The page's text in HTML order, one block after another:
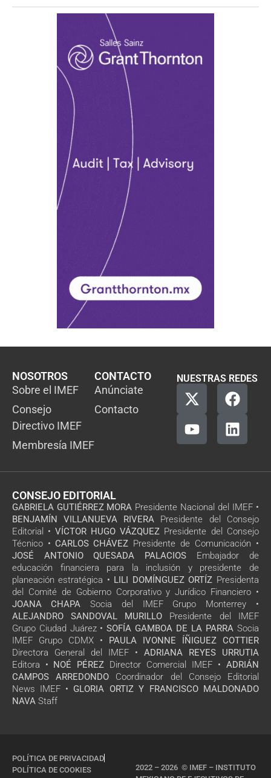
NOSOTROS
Sobre el IMEF
Consejo
Directivo IMEF
Membresía IMEF
CONTACTO
Anúnciate
Contacto
NUESTRAS REDES
CONSEJO EDITORIAL
GABRIELA GUTIÉRREZ MORA Presidente Nacional del IMEF •
BENJAMÍN VILLANUEVA RIVERA Presidente del Consejo
Editorial • VÍCTOR HUGO VÁZQUEZ Presidente del Consejo
Técnico • CARLOS CHÁVEZ Presidente de Comunicación •
JOSÉ ANTONIO QUESADA PALACIOS Embajador de
educación financiera para la inclusión y presidente de
planeación estratégica • LILI DOMÍNGUEZ ORTÍZ Presidenta
del Comité de Gobierno Corporativo y Jurídico Financiero •
JOANA CHAPA Socia del IMEF Grupo Monterrey •
ALEJANDRO SANDOVAL MURILLO Presidente del IMEF
Grupo Ciudad Juárez • SOFÍA GAMBOA DE LA PARRA Socia
IMEF Grupo CDMX • PAULA IVONNE ÍÑIGUEZ COTTIER
Directora General del IMEF • ADRIANA REYES URRUTIA
Editora • NOÉ PÉREZ Director Comercial IMEF • ADRIÁN
CAMPOS ARREDONDO Coordinador del Consejo Editorial
News IMEF • GLORIA ORTIZ Y FRANCISCO MALDONADO
NAVA Staff
2022 – 2026 © IMEF – INSTITUTO
POLÍTICA DE PRIVACIDAD
POLÍTICA DE COOKIES